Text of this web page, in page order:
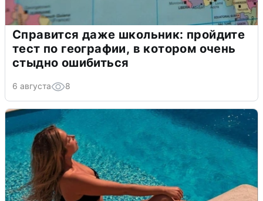
Справится даже школьник: пройдите
тест по географии, в котором очень
стыдно ошибиться
6 августа 8